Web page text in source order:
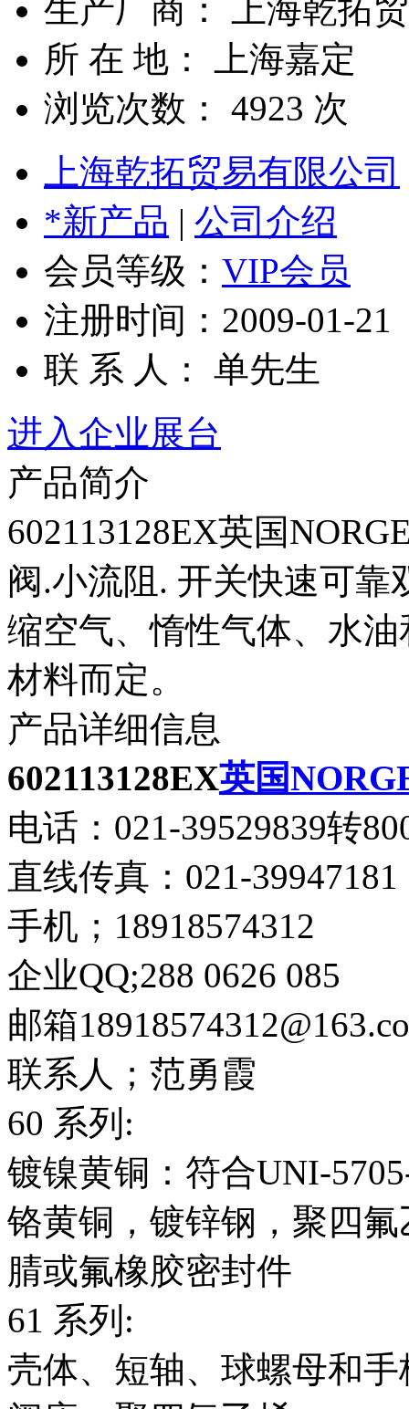
生产厂商： 上海乾拓
所 在 地： 上海嘉定
浏览次数： 4923 次
上海乾拓贸易有限公司
*新产品 | 公司介绍
会员等级： VIP会员
注册时间：2009-01-21
联 系 人： 单先生
进入企业展台
产品简介
602113128EX英国
阀.小流阻. 开关快速可靠
缩空气、惰性气体、水
材料而定。
产品详细信息
602113128EX英国
电话：021-39529839转
直线传真：021-39947181
手机；18918574312
企业QQ;288 0626 085
邮箱
联系人；范勇霞
60 系列:
镀镍黄铜：符合UNI-
铬黄铜，镀锌钢，聚四
腈或氟橡胶密封件
61 系列:
壳体、短轴、球螺母和